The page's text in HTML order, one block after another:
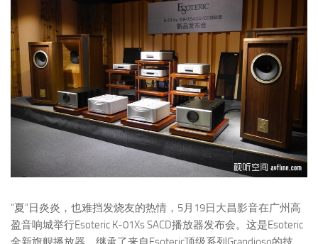
“夏”日炎炎，也难挡发烧友的热情，5月19日大昌影音在广州高
盈音响城举行Esoteric K-01Xs SACD播放器发布会。这是Esoteric